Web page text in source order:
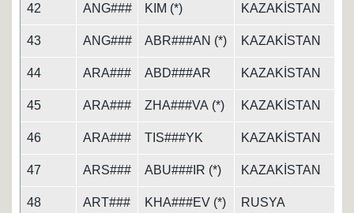
42 ANG### KIM (*) KAZAKİSTAN
43 ANG### ABR###AN (*) KAZAKİSTAN
44 ARA### ABD###AR KAZAKİSTAN
45 ARA### ZHA###VA (*) KAZAKİSTAN
46 ARA### TIS###YK KAZAKİSTAN
47 ARS### ABU###IR (*) KAZAKİSTAN
48 ART### KHA###EV (*)
RUSYA